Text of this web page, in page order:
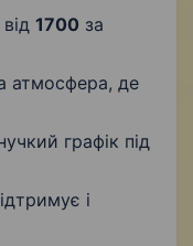
1700 за
атмосфера, де
графік під
і